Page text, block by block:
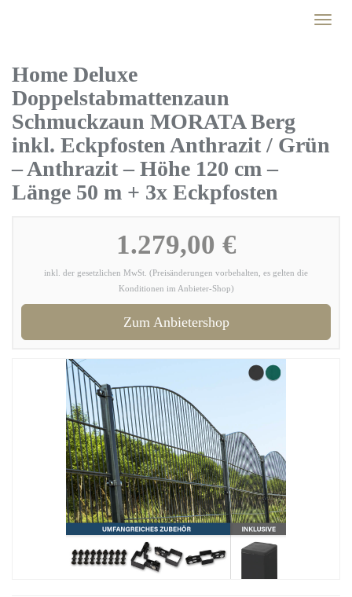
Toggle
Home Deluxe
Doppelstabmattenzaun
Schmuckzaun MORATA Berg
inkl. Eckpfosten Anthrazit / Grün
– Anthrazit – Höhe 120 cm –
Länge 50 m + 3x Eckpfosten
1.279,00 €
inkl. der gesetzlichen MwSt. (Preisänderungen vorbehalten, es gelten die
Konditionen im Anbieter-Shop)
Zum Anbietershop